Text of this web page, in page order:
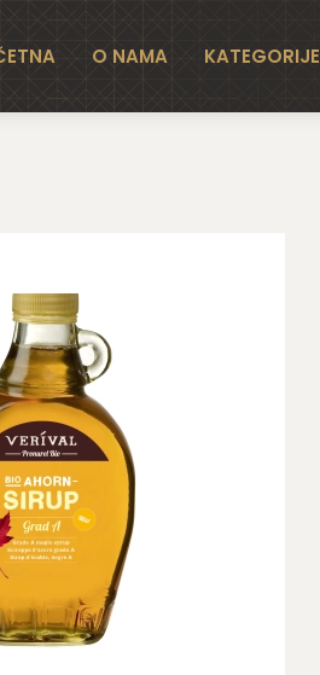
O NAMA KATEGORIJE
sirup 250ml (gluten free)